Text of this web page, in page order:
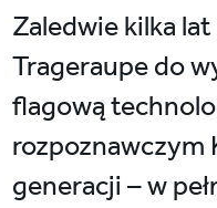
Zaledwie kilka
Trageraupe do
flagową
rozpoznawczym
generacji – w